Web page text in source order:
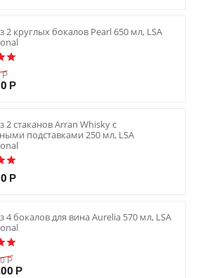
2 круглых бокалов Pearl 650 мл, LSA
Р
Р
2 стаканов Arran Whisky с
подставками 250 мл, LSA
Р
4 бокалов для вина Aurelia 570 мл, LSA
Р
Р